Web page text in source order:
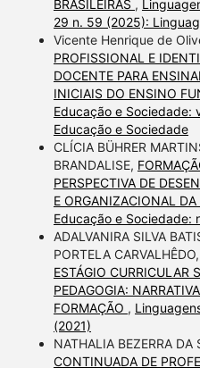
BRASILEIRAS ,
29 n. 59 (2025):
Vicente Henrique de
PROFISSIONAL E
DOCENTE PARA
INICIAIS DO ENSINO
Educação e Sociedade:
Educação e Sociedade
CLÍCIA BÜHRER
BRANDALISE,
PERSPECTIVA DE
E ORGANIZACIONAL
Educação e Sociedade:
ADALVANIRA SILVA
PORTELA CARVALHÊDO,
ESTÁGIO CURRICULAR
PEDAGOGIA:
FORMAÇÃO ,
(2021)
NATHALIA BEZERRA DA
CONTINUADA DE